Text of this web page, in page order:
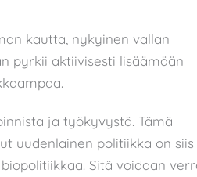
kautta, nykyinen vallan
pyrkii aktiivisesti lisäämään
ja työkyvystä. Tämä
uudenlainen politiikka on siis
Sitä voidaan